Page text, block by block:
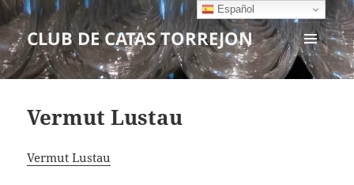
CLUB DE CATAS TORREJON
MENÚ
Y
Vermut Lustau
Vermut Lustau
Español